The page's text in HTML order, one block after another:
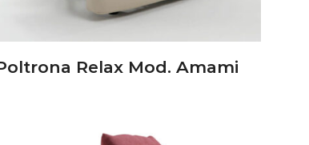
Relax Mod. Amami